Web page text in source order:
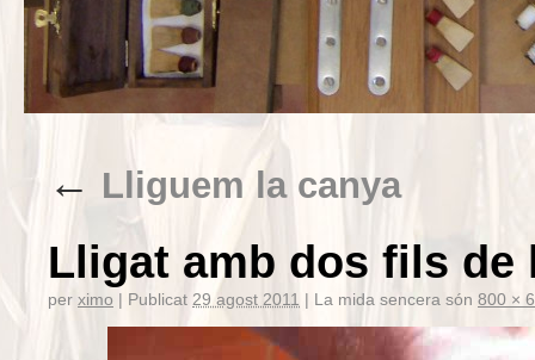
← Lliguem la canya
Lligat amb dos fils de
per ximo | Publicat 29 agost 2011 | La mida sencera són 800 ×